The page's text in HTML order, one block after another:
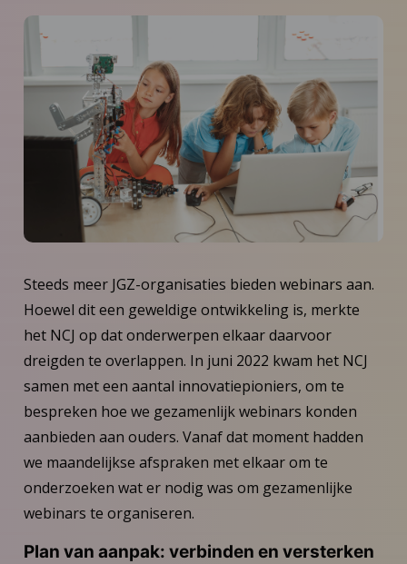
Steeds meer JGZ-organisaties bieden webinars aan.
Hoewel dit een geweldige ontwikkeling is, merkte
het NCJ op dat onderwerpen elkaar daarvoor
dreigden te overlappen. In juni 2022 kwam het NCJ
samen met een aantal innovatiepioniers, om te
bespreken hoe we gezamenlijk webinars konden
aanbieden aan ouders. Vanaf dat moment hadden
we maandelijkse afspraken met elkaar om te
onderzoeken wat er nodig was om gezamenlijke
webinars te organiseren.
Plan van aanpak: verbinden en versterken